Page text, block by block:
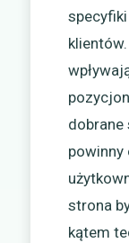
dobrane
strona
kątem